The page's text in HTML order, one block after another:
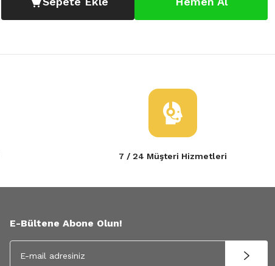
7 / 24 Müşteri Hizmetleri
E-Bültene Abone Olun!